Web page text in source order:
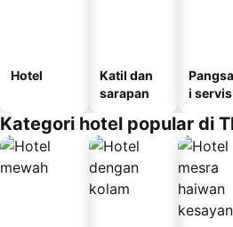
Hotel
Katil dan
sarapan
i servis
Kategori hotel popular di